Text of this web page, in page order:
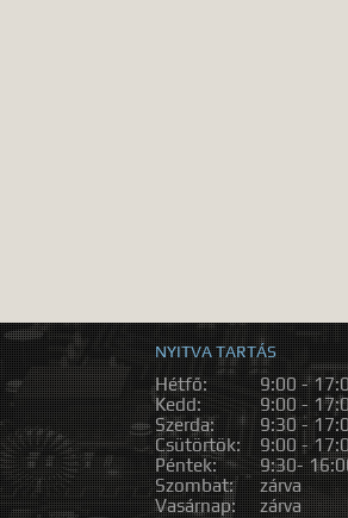
NYITVA TARTÁS
Hétfő:
9:00 -
Kedd:
9:00 -
Szerda:
9:30 -
Csütörtök:
9:00 -
Péntek:
9:30-
Szombat:
zárva
Vasárnap:
zárva